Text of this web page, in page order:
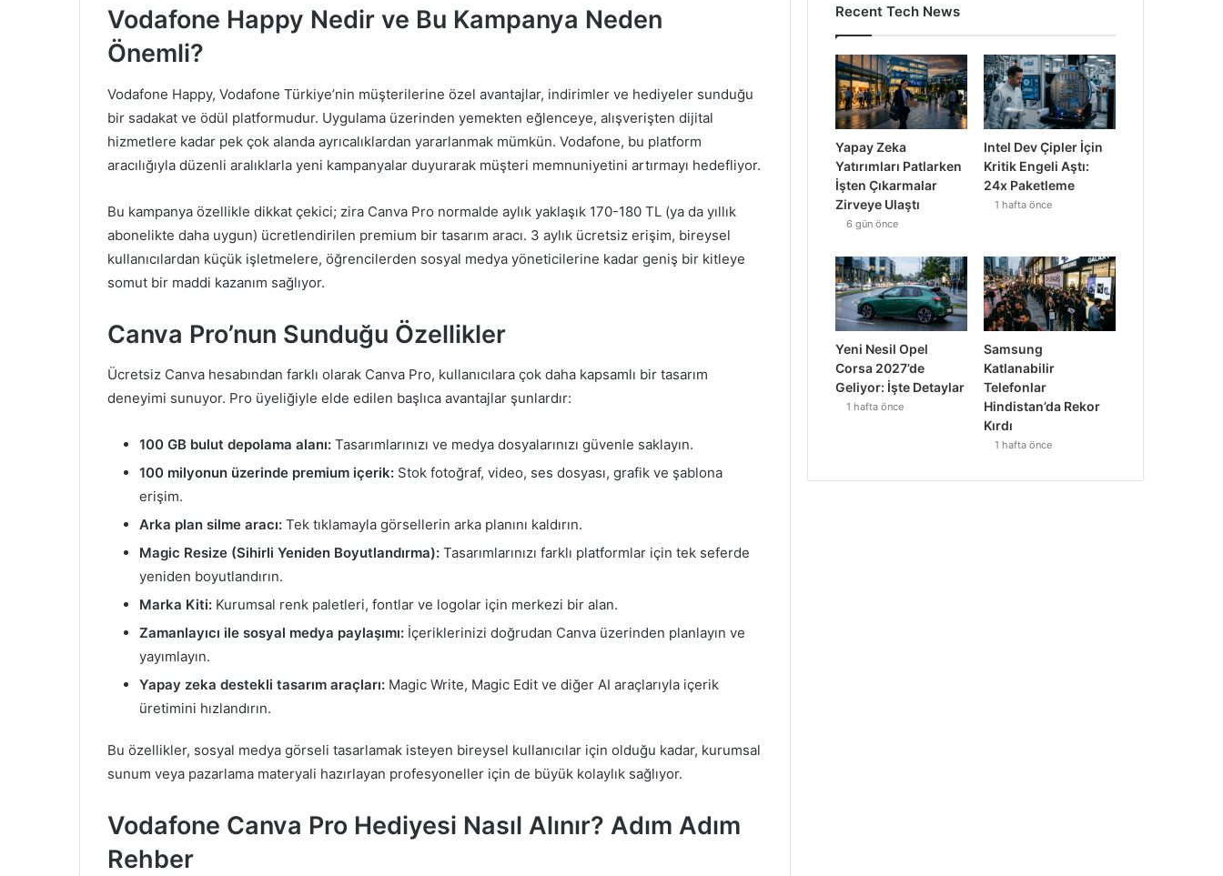
Vodafone Happy Nedir ve Bu Kampanya Neden
Önemli?
Vodafone Happy, Vodafone Türkiye’nin müşterilerine özel avantajlar, indirimler ve hediyeler sunduğu
bir sadakat ve ödül platformudur. Uygulama üzerinden yemekten eğlenceye, alışverişten dijital
hizmetlere kadar pek çok alanda ayrıcalıklardan yararlanmak mümkün. Vodafone, bu platform
aracılığıyla düzenli aralıklarla yeni kampanyalar duyurarak müşteri memnuniyetini artırmayı hedefliyor.
Bu kampanya özellikle dikkat çekici; zira Canva Pro normalde aylık yaklaşık 170-180 TL (ya da yıllık
abonelikte daha uygun) ücretlendirilen premium bir tasarım aracı. 3 aylık ücretsiz erişim, bireysel
kullanıcılardan küçük işletmelere, öğrencilerden sosyal medya yöneticilerine kadar geniş bir kitleye
somut bir maddi kazanım sağlıyor.
Canva Pro’nun Sunduğu Özellikler
Ücretsiz Canva hesabından farklı olarak Canva Pro, kullanıcılara çok daha kapsamlı bir tasarım
deneyimi sunuyor. Pro üyeliğiyle elde edilen başlıca avantajlar şunlardır:
100 GB bulut depolama alanı: Tasarımlarınızı ve medya dosyalarınızı güvenle saklayın.
100 milyonun üzerinde premium içerik: Stok fotoğraf, video, ses dosyası, grafik ve şablona
erişim.
Arka plan silme aracı: Tek tıklamayla görsellerin arka planını kaldırın.
Magic Resize (Sihirli Yeniden Boyutlandırma): Tasarımlarınızı farklı platformlar için tek seferde
yeniden boyutlandırın.
Marka Kiti: Kurumsal renk paletleri, fontlar ve logolar için merkezi bir alan.
Zamanlayıcı ile sosyal medya paylaşımı: İçeriklerinizi doğrudan Canva üzerinden planlayın ve
yayımlayın.
Yapay zeka destekli tasarım araçları: Magic Write, Magic Edit ve diğer AI araçlarıyla içerik
üretimini hızlandırın.
Bu özellikler, sosyal medya görseli tasarlamak isteyen bireysel kullanıcılar için olduğu kadar, kurumsal
sunum veya pazarlama materyali hazırlayan profesyoneller için de büyük kolaylık sağlıyor.
Vodafone Canva Pro Hediyesi Nasıl Alınır? Adım Adım
Rehber
Recent Tech News
Yapay Zeka
Yatırımları Patlarken
İşten Çıkarmalar
Zirveye Ulaştı
6 gün önce
Intel Dev Çipler İçin
Kritik Engeli Aştı:
24x Paketleme
1 hafta önce
Yeni Nesil Opel
Corsa 2027’de
Geliyor: İşte Detaylar
1 hafta önce
Samsung
Katlanabilir
Telefonlar
Hindistan’da Rekor
Kırdı
1 hafta önce